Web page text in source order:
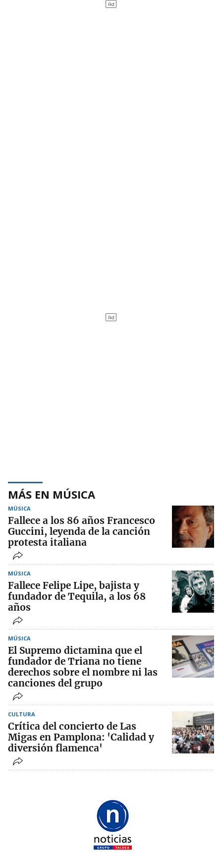
MÁS EN MÚSICA
MÚSICA
Fallece a los 86 años Francesco
Guccini, leyenda de la canción
protesta italiana
MÚSICA
Fallece Felipe Lipe, bajista y
fundador de Tequila, a los 68
años
MÚSICA
El Supremo dictamina que el
fundador de Triana no tiene
derechos sobre el nombre ni las
canciones del grupo
CULTURA
Crítica del concierto de Las
Migas en Pamplona: 'Calidad y
diversión flamenca'